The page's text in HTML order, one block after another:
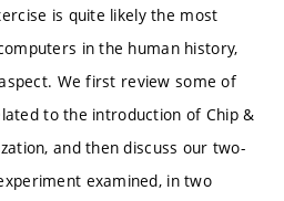
is quite likely the most
in the human history,
We first review some of
to the introduction of Chip &
and then discuss our two-
examined, in two